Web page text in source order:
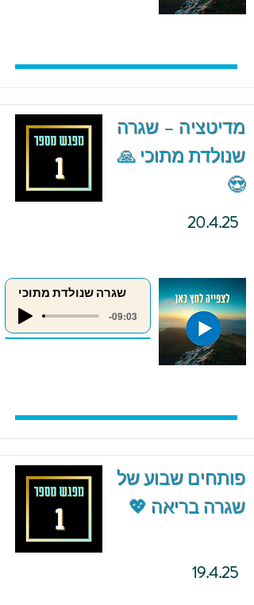
מדיטציה – שגרה
שנולדת מתוכי 🙏
😍
20.4.25
שגרה שנולדת מתוכי
-09:03
פותחים שבוע של
שגרה בריאה 💖
19.4.25